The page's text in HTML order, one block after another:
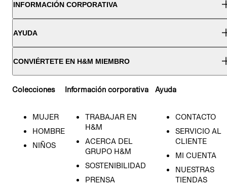
INFORMACIÓN CORPORATIVA
AYUDA
CONVIÉRTETE EN H&M MIEMBRO
Colecciones
MUJER
HOMBRE
NIÑOS
Información corporativa
TRABAJAR EN
H&M
ACERCA DEL
GRUPO H&M
SOSTENIBILIDAD
PRENSA
Ayuda
CONTACTO
SERVICIO AL
CLIENTE
MI CUENTA
NUESTRAS
TIENDAS